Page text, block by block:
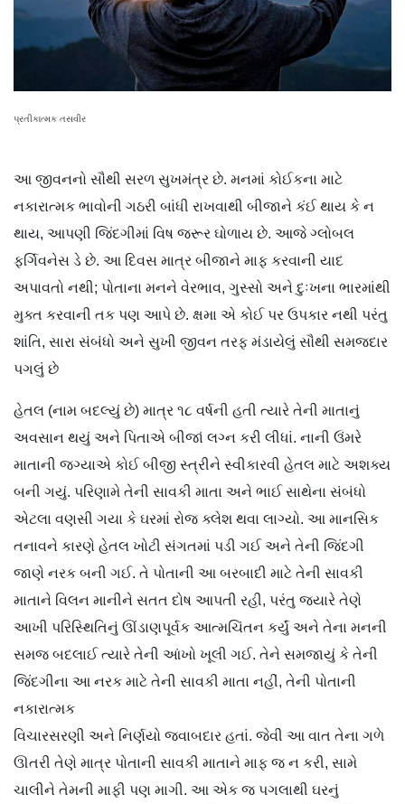
પ્રતીકાત્મક તસવીર
આ જીવનનો સૌથી સરળ સુખમંત્ર છે. મનમાં કોઈકના માટે
નકારાત્મક ભાવોની ગઠરી બાંધી રાખવાથી બીજાને કંઈ થાય કે ન
થાય, આપણી જિંદગીમાં વિષ જરૂર ઘોળાય છે. આજે ગ્લોબલ
ફર્ગિવનેસ ડે છે. આ દિવસ માત્ર બીજાને માફ કરવાની યાદ
અપાવતો નથી; પોતાના મનને વેરભાવ, ગુસ્સો અને દુઃખના ભારમાંથી
મુક્ત કરવાની તક પણ આપે છે. ક્ષમા એ કોઈ પર ઉપકાર નથી પરંતુ
શાંતિ, સારા સંબંધો અને સુખી જીવન તરફ મંડાયેલું સૌથી સમજદાર
પગલું છે
હેતલ (નામ બદલ્યું છે) માત્ર ૧૮ વર્ષની હતી ત્યારે તેની માતાનું
અવસાન થયું અને પિતાએ બીજાં લગ્ન કરી લીધાં. નાની ઉંમરે
માતાની જગ્યાએ કોઈ બીજી સ્ત્રીને સ્વીકારવી હેતલ માટે અશક્ય
બની ગયું. પરિણામે તેની સાવકી માતા અને ભાઈ સાથેના સંબંધો
એટલા વણસી ગયા કે ઘરમાં રોજ ક્લેશ થવા લાગ્યો. આ માનસિક
તનાવને કારણે હેતલ ખોટી સંગતમાં પડી ગઈ અને તેની જિંદગી
જાણે નરક બની ગઈ. તે પોતાની આ બરબાદી માટે તેની સાવકી
માતાને વિલન માનીને સતત દોષ આપતી રહી, પરંતુ જ્યારે તેણે
આખી પરિસ્થિતિનું ઊંડાણપૂર્વક આત્મચિંતન કર્યું અને તેના મનની
સમજ બદલાઈ ત્યારે તેની આંખો ખૂલી ગઈ. તેને સમજાયું કે તેની
જિંદગીના આ નરક માટે તેની સાવકી માતા નહીં, તેની પોતાની
નકારાત્મક
વિચારસરણી અને નિર્ણયો જવાબદાર હતાં. જેવી આ વાત તેના ગળે
ઊતરી તેણે માત્ર પોતાની સાવકી માતાને માફ જ ન કરી, સામે
ચાલીને તેમની માફી પણ માગી. આ એક જ પગલાથી ઘરનું